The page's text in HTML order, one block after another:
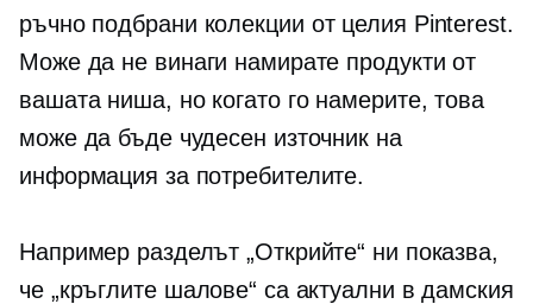
ръчно подбрани колекции от целия Pinterest.
Може да не винаги намирате продукти от
вашата ниша, но когато го намерите, това
може да бъде чудесен източник на
информация за потребителите.
Например разделът „Открийте“ ни показва,
че „кръглите шалове“ са актуални в дамския